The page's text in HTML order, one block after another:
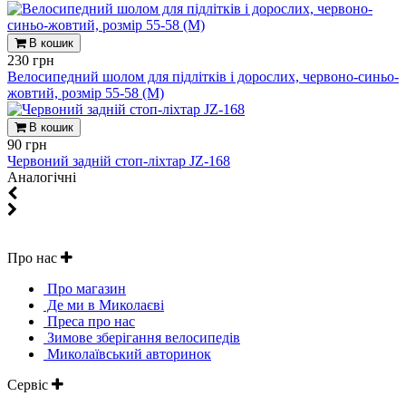
В кошик
230 грн
Велосипедний шолом для підлітків і дорослих, червоно-синьо-
жовтий, розмір 55-58 (М)
В кошик
90 грн
Червоний задній стоп-ліхтар JZ-168
Aналогічні
Про нас
Про магазин
Де ми в Миколаєві
Преса про нас
Зимове зберігання велосипедів
Миколаївський авторинок
Сервіс